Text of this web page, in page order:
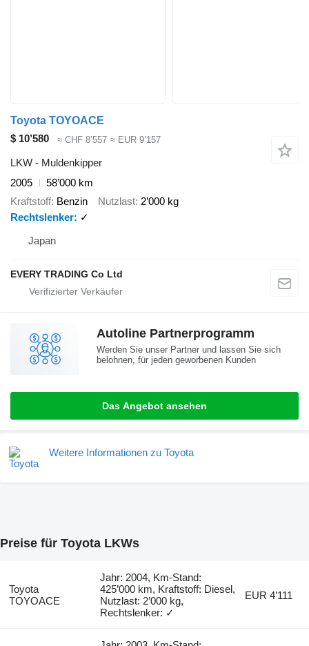
Toyota TOYOACE
$ 10’580
≈ CHF 8’557 ≈ EUR 9’157
LKW - Muldenkipper
2005
58’000 km
Kraftstoff Benzin Nutzlast 2’000 kg
Rechtslenker
✓
Japan
EVERY TRADING Co Ltd
Autoline Partnerprogramm
Werden Sie unser Partner und lassen Sie sich
belohnen, für jeden geworbenen Kunden
Das Angebot ansehen
Weitere Informationen zu Toyota
Preise für Toyota LKWs
Toyota
TOYOACE
Jahr: 2004, Km-Stand:
425’000 km, Kraftstoff: Diesel,
Nutzlast: 2’000 kg,
Rechtslenker: ✓
EUR 4’111